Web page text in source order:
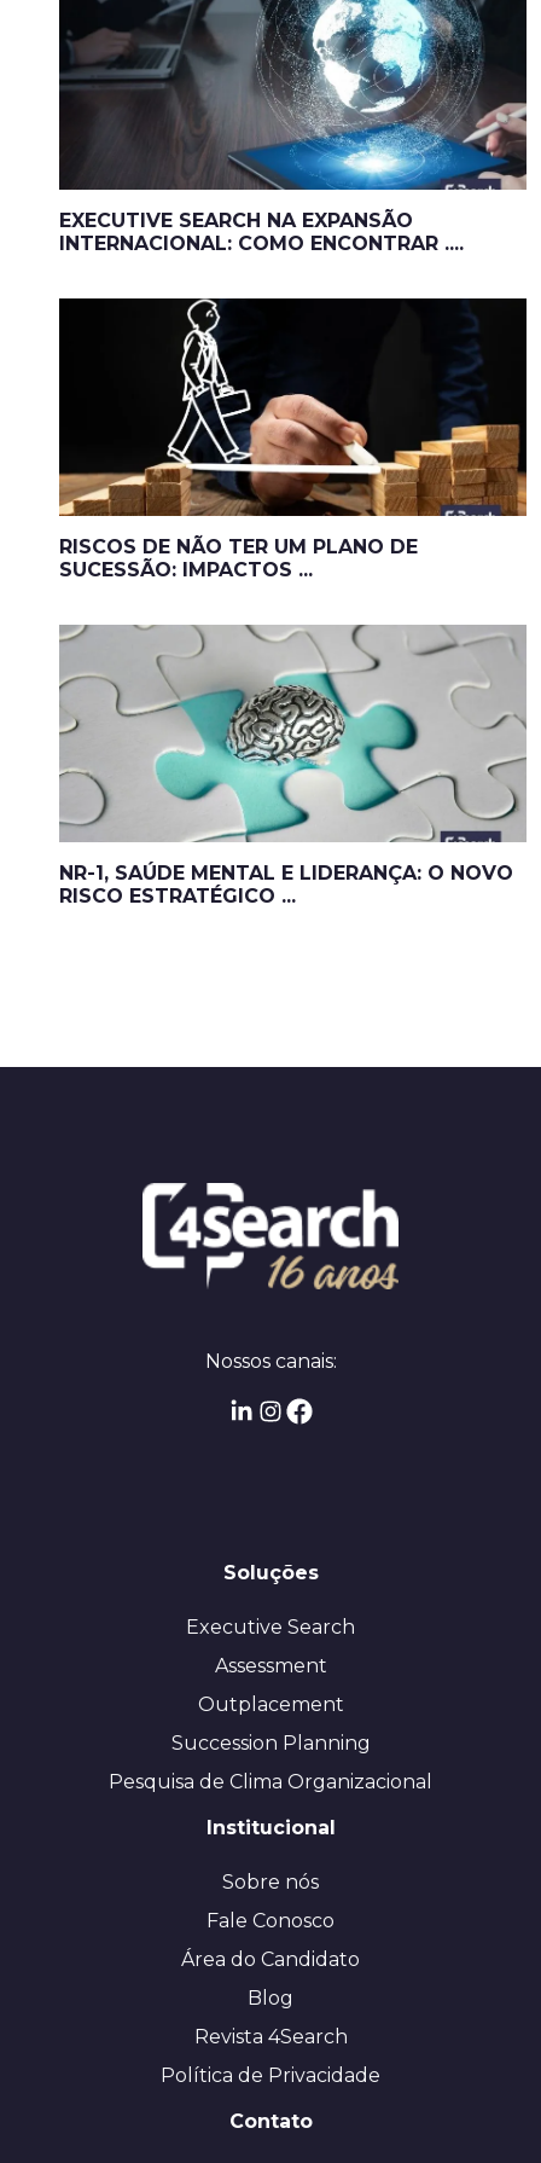
EXECUTIVE SEARCH NA EXPANSÃO
INTERNACIONAL: COMO ENCONTRAR ....
RISCOS DE NÃO TER UM PLANO DE
SUCESSÃO: IMPACTOS ...
NR-1, SAÚDE MENTAL E LIDERANÇA: O NOVO
RISCO ESTRATÉGICO ...
Nossos canais:
Soluções
Executive Search
Assessment
Outplacement
Succession Planning
Pesquisa de Clima Organizacional
Institucional
Sobre nós
Fale Conosco
Área do Candidato
Blog
Revista 4Search
Política de Privacidade
Contato